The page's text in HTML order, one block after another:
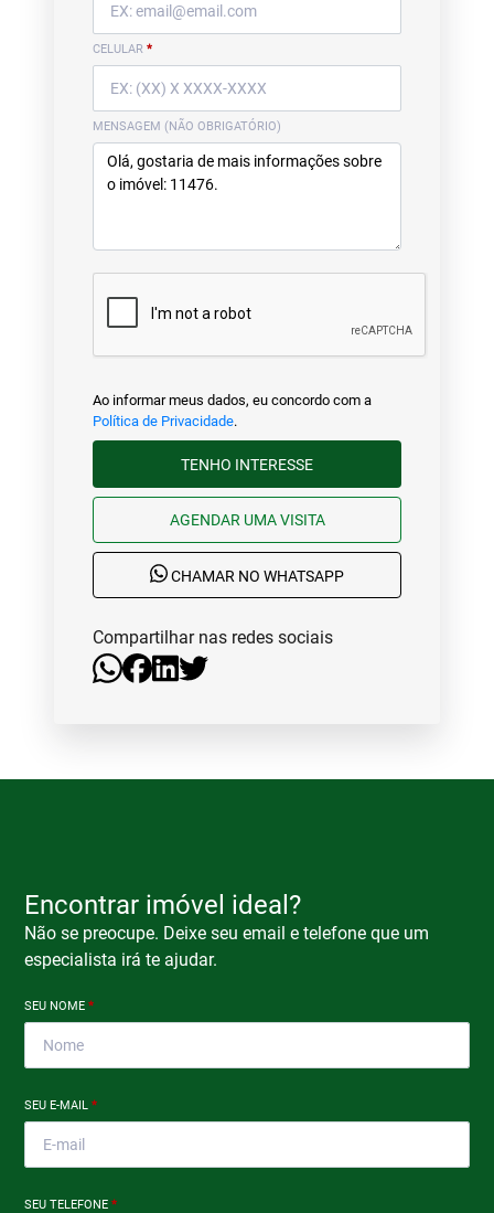
CELULAR *
MENSAGEM (NÃO OBRIGATÓRIO)
Ao informar meus dados, eu concordo com a
Política de Privacidade.
TENHO INTERESSE
AGENDAR UMA VISITA
CHAMAR NO WHATSAPP
Compartilhar nas redes sociais
Encontrar imóvel ideal?
Não se preocupe. Deixe seu email e telefone que um
especialista irá te ajudar.
SEU NOME*
SEU E-MAIL*
SEU TELEFONE*